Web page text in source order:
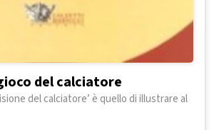
del calciatore
del calciatore’ è quello di illustrare al